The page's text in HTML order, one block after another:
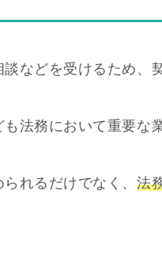
などを受けるため、
法務において重要な
れるだけでなく、 法